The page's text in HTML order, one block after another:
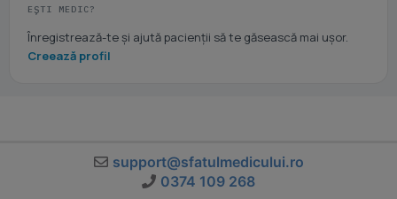
EȘTI MEDIC?
Înregistrează-te și ajută pacienții să te găsească mai ușor.
Creează profil
support@sfatulmedicului.ro
0374 109 268